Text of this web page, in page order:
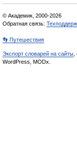
© Академик, 2000-2026
Обратная связь:
👣 Путешествия
Экспорт словарей на сайты
WordPress, MODx.